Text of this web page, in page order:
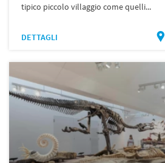
tipico piccolo villaggio come quelli...
DETTAGLI